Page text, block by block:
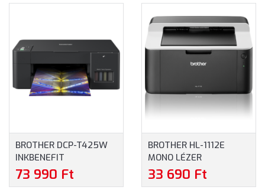
BROTHER DCP-T425W
INKBENEFIT
MULTIFUNKCIÓS SZÍNES
TINTASUGARAS
73 990 Ft
BROTHER HL-1112E
MONO LÉZER
NYOMTATÓ (HL1112EYJ1)
33 690 Ft